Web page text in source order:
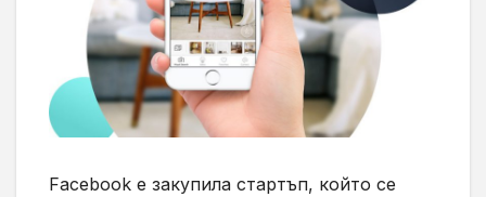
Facebook е закупила стартъп, който се